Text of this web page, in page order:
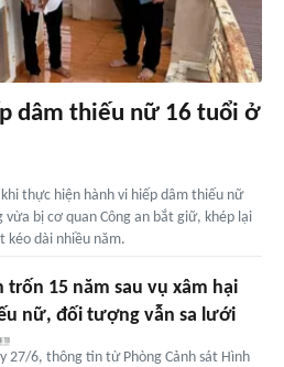
dâm thiếu nữ 16 tuổi ở
thực hiện hành vi hiếp dâm thiếu nữ
bị cơ quan Công an bắt giữ, khép lại
kéo dài nhiều năm.
trốn 15 năm sau vụ xâm hại
nữ, đối tượng vẫn sa lưới
27/6, thông tin từ Phòng Cảnh sát Hình